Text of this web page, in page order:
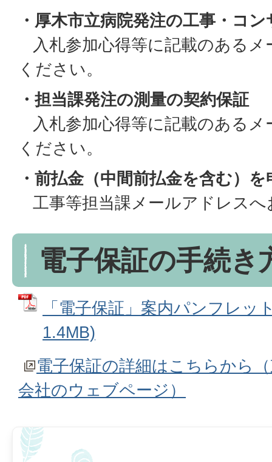
・厚木市立病院発注の工事・コ
入札参加心得等に記載のある
ください。
・担当課発注の測量の契約保証
入札参加心得等に記載のある
ください。
・前払金（中間前払金を含む）
工事等担当課メールアドレスへ
電子保証の手続き
「電子保証」案内パンフレッ
1.4MB)
電子保証の詳細はこちらから
会社のウェブページ）